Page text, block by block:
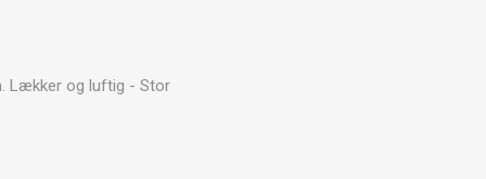
Lækker og luftig - Stor